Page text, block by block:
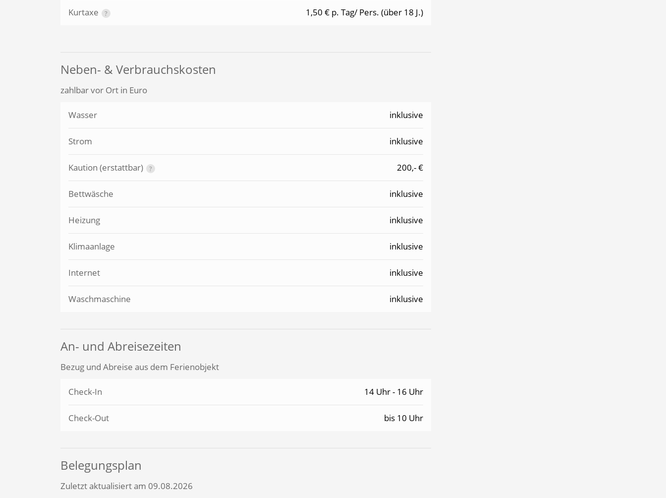
Kurtaxe ? 1,50 € p. Tag/ Pers. (über 18 J.)
Neben- & Verbrauchskosten
zahlbar vor Ort in Euro
Wasser inklusive
Strom inklusive
Kaution (erstattbar) ? 200,- €
Bettwäsche inklusive
Heizung inklusive
Klimaanlage inklusive
Internet inklusive
Waschmaschine inklusive
An- und Abreisezeiten
Bezug und Abreise aus dem Ferienobjekt
Check-In 14 Uhr - 16 Uhr
Check-Out bis 10 Uhr
Belegungsplan
Zuletzt aktualisiert am 09.08.2026